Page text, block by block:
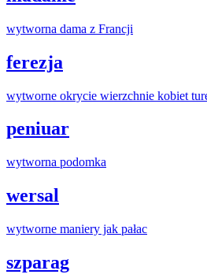
wytworna dama z Francji
ferezja
wytworne okrycie wierzchnie kobiet
peniuar
wytworna podomka
wersal
wytworne maniery jak pałac
szparag